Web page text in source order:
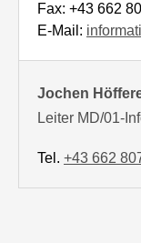
Fax: +43 662
E-Mail:
Jochen
Leiter MD/01-
Tel.+43 662